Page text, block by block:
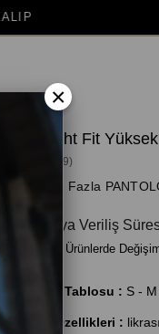
Straight Fit
(3M-3299)
+ Daha Fazla
Kargoya Veriliş
İndirimli Ürünlerde
Beden Tablosu : S - M
Ürün Özellikleri :
×